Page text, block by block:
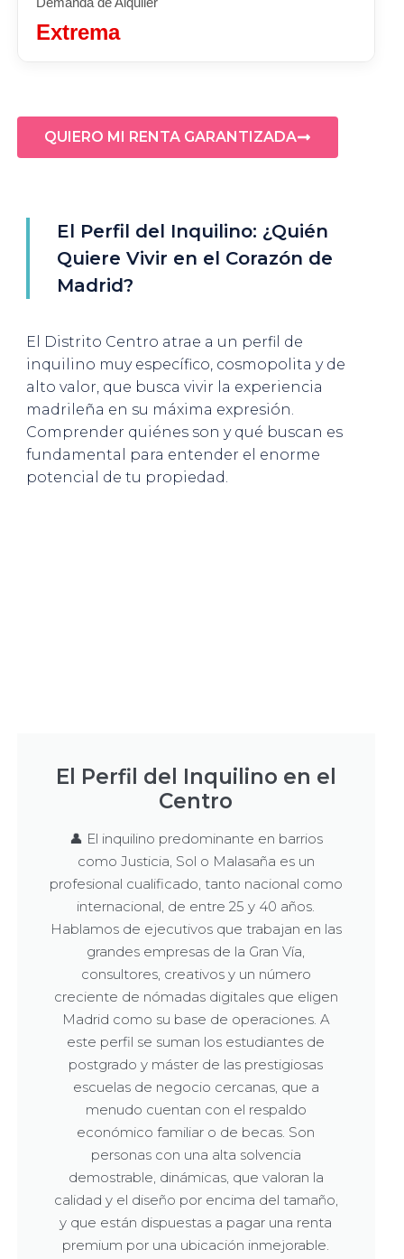
Extrema
QUIERO MI RENTA GARANTIZADA
El Perfil del Inquilino: ¿Quién
Quiere Vivir en el Corazón de
Madrid?
El Distrito Centro atrae a un perfil de
inquilino muy específico, cosmopolita y de
alto valor, que busca vivir la experiencia
madrileña en su máxima expresión.
Comprender quiénes son y qué buscan es
fundamental para entender el enorme
potencial de tu propiedad.
El Perfil del Inquilino en el
Centro
👤 El inquilino predominante en barrios
como Justicia, Sol o Malasaña es un
profesional cualificado, tanto nacional como
internacional, de entre 25 y 40 años.
Hablamos de ejecutivos que trabajan en las
grandes empresas de la Gran Vía,
consultores, creativos y un número
creciente de nómadas digitales que eligen
Madrid como su base de operaciones. A
este perfil se suman los estudiantes de
postgrado y máster de las prestigiosas
escuelas de negocio cercanas, que a
menudo cuentan con el respaldo
económico familiar o de becas. Son
personas con una alta solvencia
demostrable, dinámicas, que valoran la
calidad y el diseño por encima del tamaño,
y que están dispuestas a pagar una renta
premium por una ubicación inmejorable.